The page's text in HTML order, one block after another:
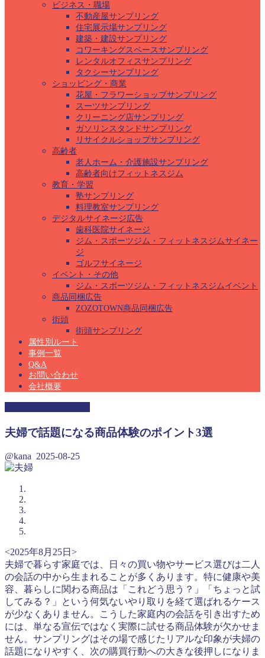
ビジネス・職場
不動産屋サンプリング
住宅展示場サンプリング
建築・建設サンプリング
コワーキングスペースサンプリング
レンタルオフィスサンプリング
タクシーサンプリング
ショッピング・商業
花屋・フラワーショップサンプリング
スーツサンプリング
クリーニング店サンプリング
ガソリンスタンドサンプリング
リサイクルショップサンプリング
高齢者
老人ホーム・介護施設サンプリング
高齢者向けフィットネスジム
教育・学習
塾サンプリング
料理教室サンプリング
デジタルサイネージ広告
歯科医院サイネージ
ジム・スポーツジム・フィットネスジムサイネー
ジ
ゴルフサイネージ
イベント・その他
ジム・スポーツジム・フィットネスジムイベント
商品同梱広告
ZOZOTOWN商品同梱広告
街頭
街頭サンプリング
属性別ルート
事例一覧
Q&A
お問い合わせ
会社概要
夫婦で話題になる商品体験のポイント3選
@kana 2025-08-25
<2025年8月25日>
夫婦で暮らす家庭では、日々の買い物やサービス選びは二人
の会話の中から生まれることが多くあります。特に健康や美
容、暮らしに関わる商品は「これどう思う？」「ちょっと試
してみる？」という何気ないやり取りを経て選ばれるケース
が少なくありません。こうした家庭内の会話を引き出すため
には、単なる宣伝ではなく実際に試せる商品体験が欠かせま
せん。サンプリングはその場で感じたリアルな印象が夫婦の
話題になりやすく、次の購買行動への大きな後押しになりま